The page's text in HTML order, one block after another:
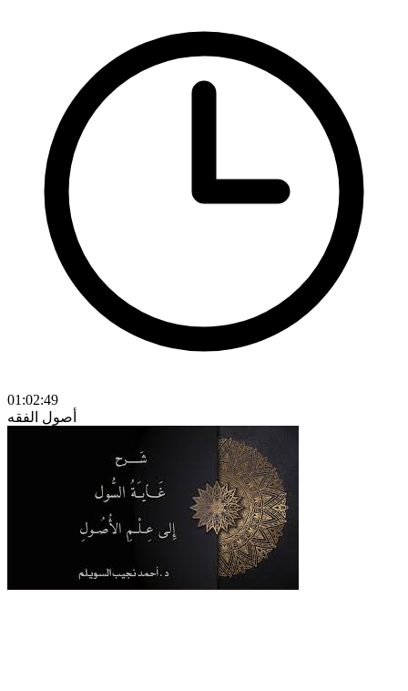
01:02:49
أصول الفقه